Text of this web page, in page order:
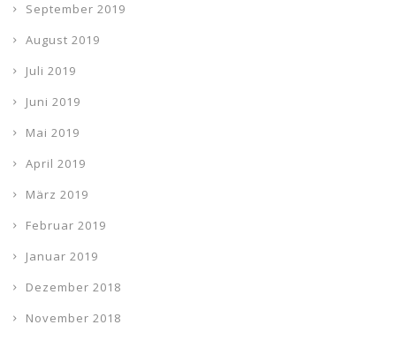
September 2019
August 2019
Juli 2019
Juni 2019
Mai 2019
April 2019
März 2019
Februar 2019
Januar 2019
Dezember 2018
November 2018